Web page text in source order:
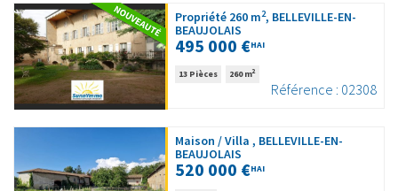
Propriété 260 m2, BELLEVILLE-EN-
BEAUJOLAIS
495 000 €HAI
13 Pièces 260 m2
Référence : 02308
Maison / Villa , BELLEVILLE-EN-
BEAUJOLAIS
520 000 €HAI